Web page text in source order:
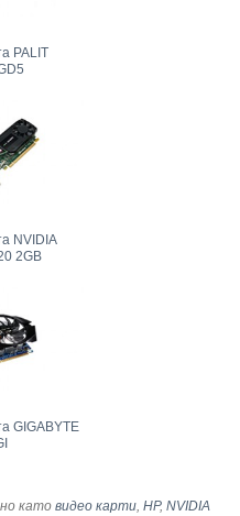
PALIT
NVIDIA
2GB
GIGABYTE
катовидео карти,HP,NVIDIA